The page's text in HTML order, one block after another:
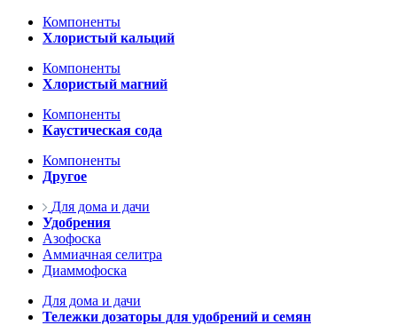
Компоненты
Хлористый кальций
Компоненты
Хлористый магний
Компоненты
Каустическая сода
Компоненты
Другое
Для дома и дачи
Удобрения
Азофоска
Аммиачная селитра
Диаммофоска
Для дома и дачи
Тележки дозаторы для удобрений и семян